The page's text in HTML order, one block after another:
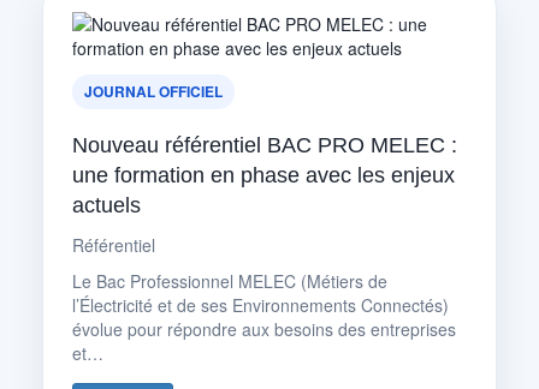
JOURNAL OFFICIEL
Nouveau référentiel BAC PRO MELEC :
une formation en phase avec les enjeux
actuels
Référentiel
Le Bac Professionnel MELEC (Métiers de
l’Électricité et de ses Environnements Connectés)
évolue pour répondre aux besoins des entreprises
et…